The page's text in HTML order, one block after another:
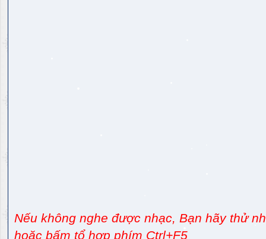
Nếu không nghe được nhạc, Bạn hãy thử
hoặc bấm tổ hợp phím Ctrl+F5